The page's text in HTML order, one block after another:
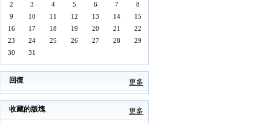
2
3 4 5 6 7
8
9
10 11 12 13 14
15
16
17 18 19 20 21
22
23
24 25 26 27 28
29
30
31
回復 更多
收藏的版塊 更多